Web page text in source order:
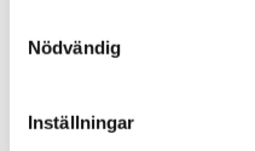
Nödvändig
Inställningar
Här kan du läsa